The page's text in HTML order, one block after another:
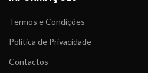
Termos e Condições
Política de Privacidade
Contactos